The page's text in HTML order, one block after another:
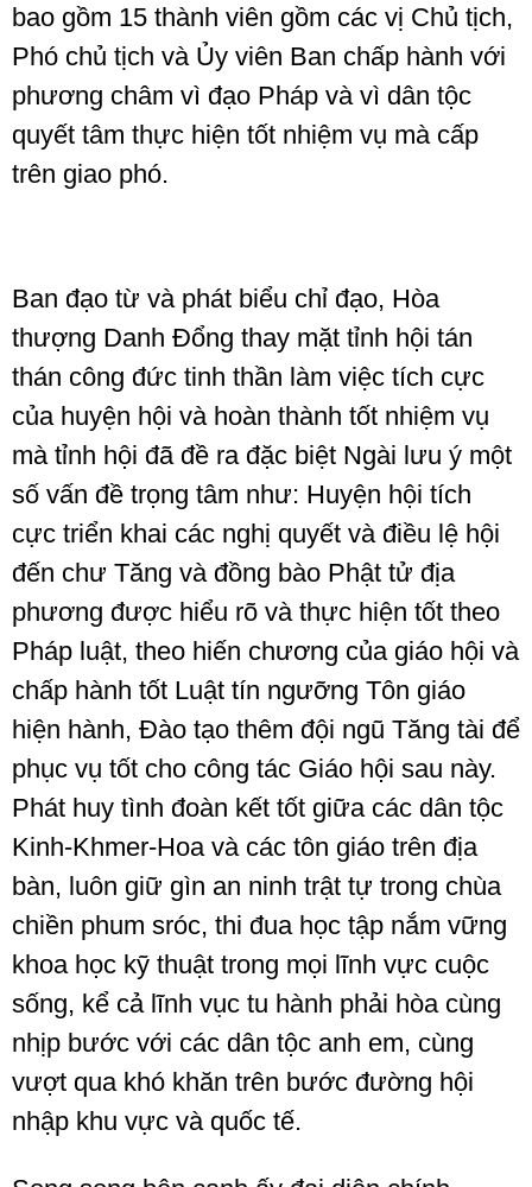
bao gồm 15 thành viên gồm các vị Chủ tịch,
Phó chủ tịch và Ủy viên Ban chấp hành với
phương châm vì đạo Pháp và vì dân tộc
quyết tâm thực hiện tốt nhiệm vụ mà cấp
trên giao phó.
Ban đạo từ và phát biểu chỉ đạo, Hòa
thượng Danh Đổng thay mặt tỉnh hội tán
thán công đức tinh thần làm việc tích cực
của huyện hội và hoàn thành tốt nhiệm vụ
mà tỉnh hội đã đề ra đặc biệt Ngài lưu ý một
số vấn đề trọng tâm như: Huyện hội tích
cực triển khai các nghị quyết và điều lệ hội
đến chư Tăng và đồng bào Phật tử địa
phương được hiểu rõ và thực hiện tốt theo
Pháp luật, theo hiến chương của giáo hội và
chấp hành tốt Luật tín ngưỡng Tôn giáo
hiện hành, Đào tạo thêm đội ngũ Tăng tài để
phục vụ tốt cho công tác Giáo hội sau này.
Phát huy tình đoàn kết tốt giữa các dân tộc
Kinh-Khmer-Hoa và các tôn giáo trên địa
bàn, luôn giữ gìn an ninh trật tự trong chùa
chiền phum sróc, thi đua học tập nắm vững
khoa học kỹ thuật trong mọi lĩnh vực cuộc
sống, kể cả lĩnh vục tu hành phải hòa cùng
nhịp bước với các dân tộc anh em, cùng
vượt qua khó khăn trên bước đường hội
nhập khu vực và quốc tế.